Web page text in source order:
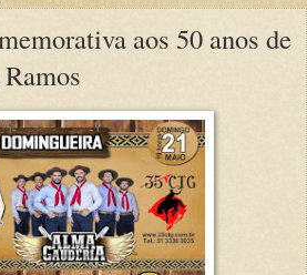
aos 50 anos de